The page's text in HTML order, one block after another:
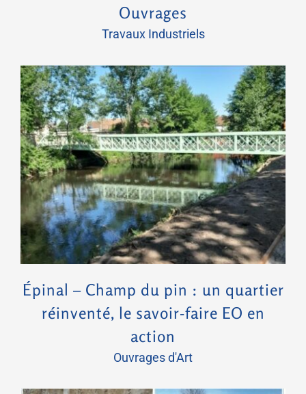
Ouvrages
Travaux Industriels
Épinal – Champ du pin : un quartier
réinventé, le savoir-faire EO en
action
Ouvrages d'Art